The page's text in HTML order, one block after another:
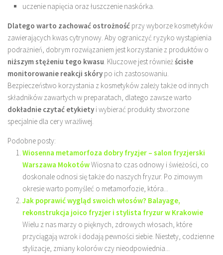
uczenie napięcia oraz łuszczenie naskórka.
Dlatego warto zachować ostrożność przy wyborze kosmetyków
zawierających kwas cytrynowy. Aby ograniczyć ryzyko wystąpienia
podrażnień, dobrym rozwiązaniem jest korzystanie z produktów o
niższym stężeniu tego kwasu. Kluczowe jest równieżścisłe
monitorowanie reakcji skóry po ich zastosowaniu.
Bezpieczeństwo korzystania z kosmetyków zależy także od innych
składników zawartych w preparatach, dlatego zawsze warto
dokładnie czytać etykiety i wybierać produkty stworzone
specjalnie dla cery wrażliwej.
Podobne posty:
Wiosenna metamorfoza dobry fryzjer – salon fryzjerski
Warszawa MokotówWiosna to czas odnowy i świeżości, co
doskonale odnosi się także do naszych fryzur. Po zimowym
okresie warto pomyśleć o metamorfozie, która...
Jak poprawić wygląd swoich włosów? Balayage,
rekonstrukcja joico fryzjer i stylista fryzur w Krakowie
Wielu z nas marzy o pięknych, zdrowych włosach, które
przyciągają wzrok i dodają pewności siebie. Niestety, codzienne
stylizacje, zmiany kolorów czy nieodpowiednia...